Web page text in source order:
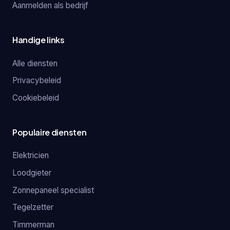
Aanmelden als bedrijf
Handige links
Alle diensten
Privacybeleid
Cookiebeleid
Populaire diensten
Elektricien
Loodgieter
Zonnepaneel specialist
Tegelzetter
Timmerman